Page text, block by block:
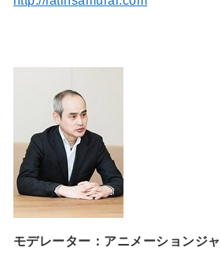
モデレーター：アニメーションジ